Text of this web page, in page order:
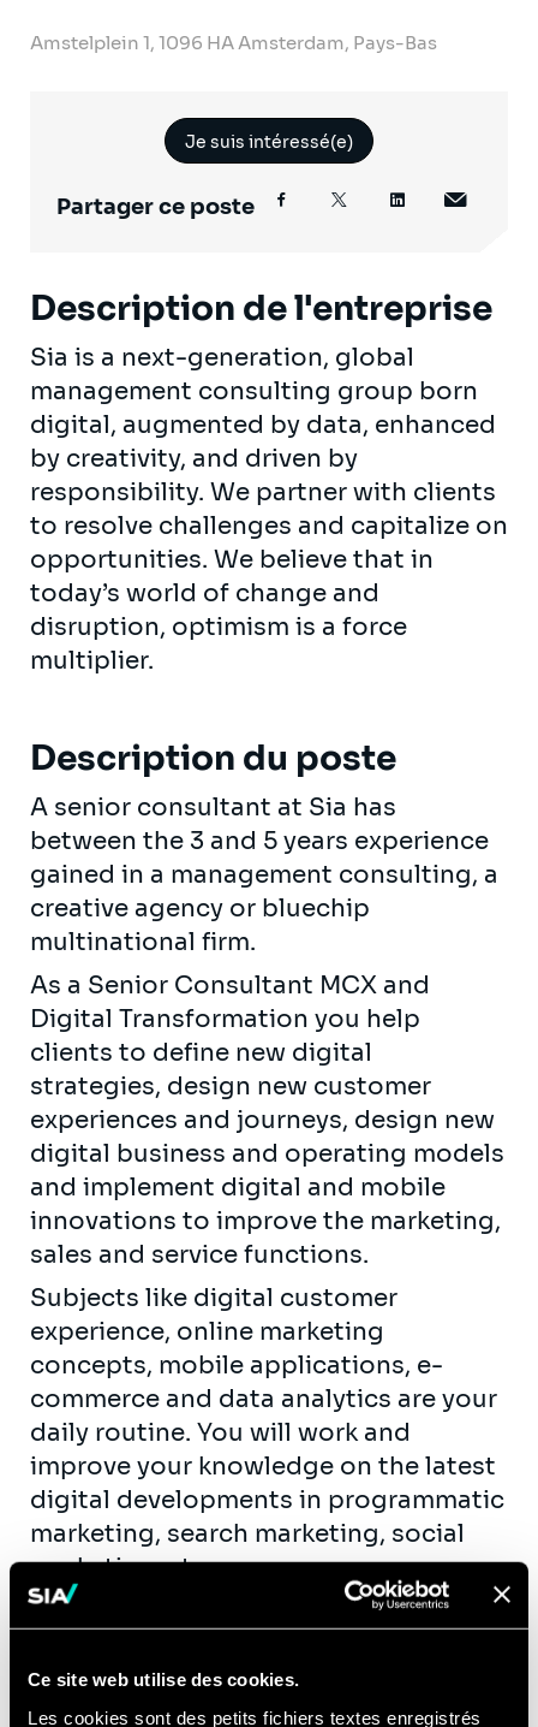
Ce site web utilise des cookies.
Les cookies sont des petits fichiers textes enregistrés
Amstelplein 1, 1096 HA Amsterdam, Pays-Bas
Je suis intéressé(e)
Partager ce poste
Description de l'entreprise
Sia is a next-generation, global
management consulting group born
digital, augmented by data, enhanced
by creativity, and driven by
responsibility. We partner with clients
to resolve challenges and capitalize on
opportunities. We believe that in
today’s world of change and
disruption, optimism is a force
multiplier.
Description du poste
A senior consultant at Sia has
between the 3 and 5 years experience
gained in a management consulting, a
creative agency or bluechip
multinational firm.
As a Senior Consultant MCX and
Digital Transformation you help
clients to define new digital
strategies, design new customer
experiences and journeys, design new
digital business and operating models
and implement digital and mobile
innovations to improve the marketing,
sales and service functions.
Subjects like digital customer
experience, online marketing
concepts, mobile applications, e-
commerce and data analytics are your
daily routine. You will work and
improve your knowledge on the latest
digital developments in programmatic
marketing, search marketing, social
marketing, etc.
You will get the opportunity to
creation and exchange (workshops,
publications, seminars, etc.) within the